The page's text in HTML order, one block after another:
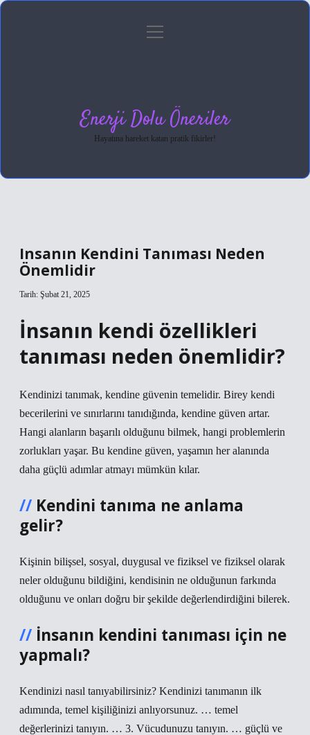
Gizlilik Politikası
menüyü
Enerji Dolu Öneriler
Hayatına hareket katan pratik fikirler!
Insanın Kendini Tanıması Neden
Önemlidir
Tarih: Şubat 21, 2025
İnsanın kendi özellikleri
tanıması neden önemlidir?
Kendinizi tanımak, kendine güvenin temelidir. Birey kendi
becerilerini ve sınırlarını tanıdığında, kendine güven artar.
Hangi alanların başarılı olduğunu bilmek, hangi problemlerin
zorlukları yaşar. Bu kendine güven, yaşamın her alanında
daha güçlü adımlar atmayı mümkün kılar.
Kendini tanıma ne anlama
gelir?
Kişinin bilişsel, sosyal, duygusal ve fiziksel ve fiziksel olarak
neler olduğunu bildiğini, kendisinin ne olduğunun farkında
olduğunu ve onları doğru bir şekilde değerlendirdiğini bilerek.
İnsanın kendini tanıması için ne
yapmalı?
Kendinizi nasıl tanıyabilirsiniz? Kendinizi tanımanın ilk
adımında, temel kişiliğinizi anlıyorsunuz. … temel
değerlerinizi tanıyın. … 3. Vücudunuzu tanıyın. … güçlü ve